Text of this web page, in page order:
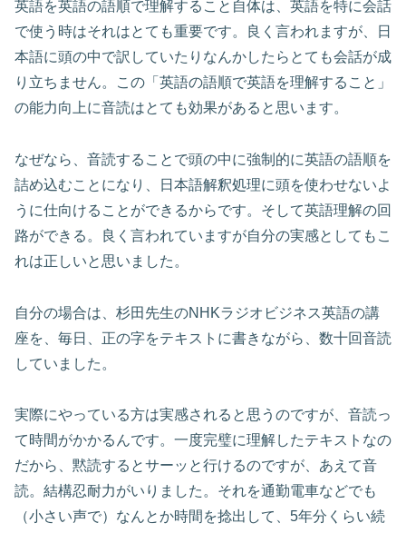
英語を英語の語順で理解すること自体は、英語を特に会話
で使う時はそれはとても重要です。良く言われますが、日
本語に頭の中で訳していたりなんかしたらとても会話が成
り立ちません。この「英語の語順で英語を理解すること」
の能力向上に音読はとても効果があると思います。
なぜなら、音読することで頭の中に強制的に英語の語順を
詰め込むことになり、日本語解釈処理に頭を使わせないよ
うに仕向けることができるからです。そして英語理解の回
路ができる。良く言われていますが自分の実感としてもこ
れは正しいと思いました。
自分の場合は、杉田先生のNHKラジオビジネス英語の講
座を、毎日、正の字をテキストに書きながら、数十回音読
していました。
実際にやっている方は実感されると思うのですが、音読っ
て時間がかかるんです。一度完璧に理解したテキストなの
だから、黙読するとサーッと行けるのですが、あえて音
読。結構忍耐力がいりました。それを通勤電車などでも
（小さい声で）なんとか時間を捻出して、5年分くらい続